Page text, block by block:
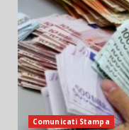
Comunicati Stampa